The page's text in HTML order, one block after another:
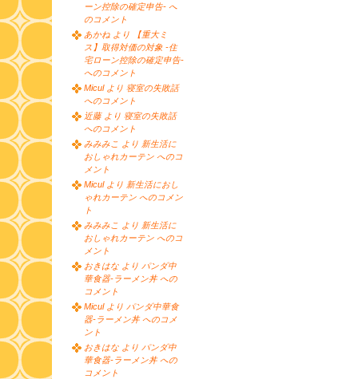
ーン控除の確定申告- へ
のコメント
あかね より 【重大ミ
ス】取得対価の対象 -住
宅ローン控除の確定申告-
へのコメント
Micul より 寝室の失敗話
へのコメント
近藤 より 寝室の失敗話
へのコメント
みみみこ より 新生活に
おしゃれカーテン へのコ
メント
Micul より 新生活におし
ゃれカーテン へのコメン
ト
みみみこ より 新生活に
おしゃれカーテン へのコ
メント
おきはな より パンダ中
華食器-ラーメン丼 への
コメント
Micul より パンダ中華食
器-ラーメン丼 へのコメ
ント
おきはな より パンダ中
華食器-ラーメン丼 への
コメント